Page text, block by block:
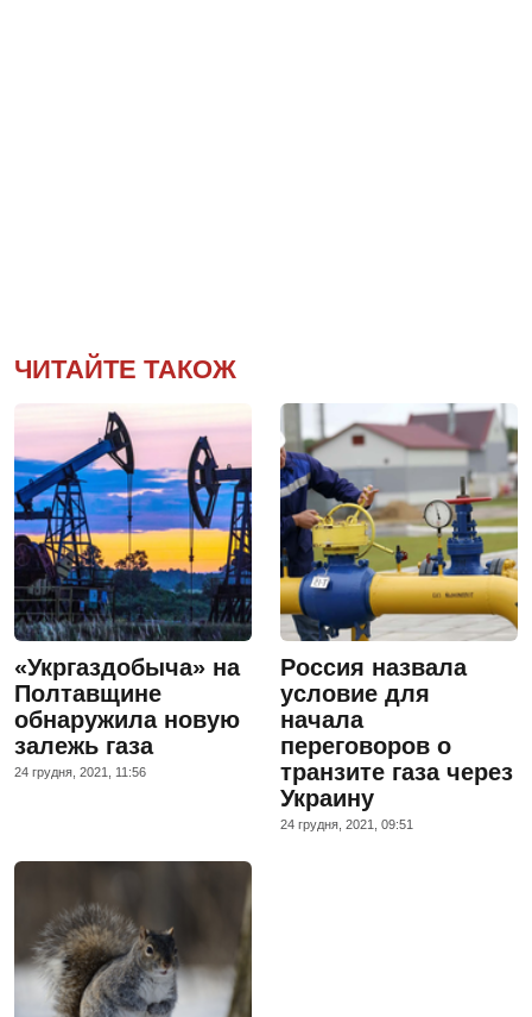
ЧИТАЙТЕ ТАКОЖ
«Укргаздобыча» на
Полтавщине
обнаружила новую
залежь газа
24 грудня, 2021, 11:56
Россия назвала
условие для
начала
переговоров о
транзите газа через
Украину
24 грудня, 2021, 09:51